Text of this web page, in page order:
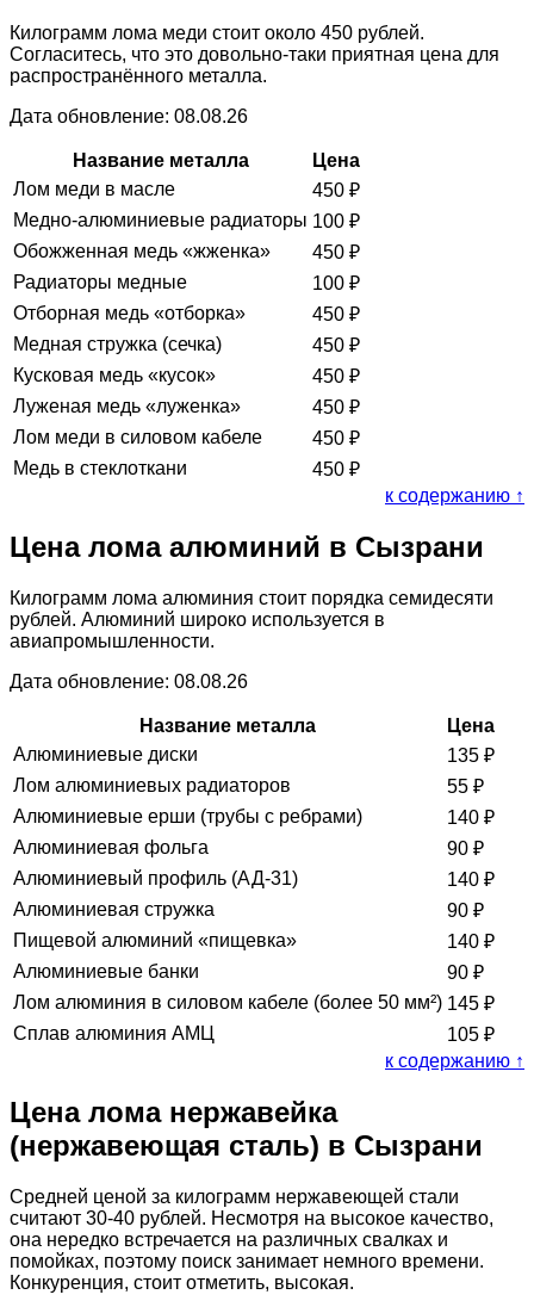
Килограмм лома меди стоит около 450 рублей.
Согласитесь, что это довольно-таки приятная цена для
распространённого металла.
Дата обновление: 08.08.26
Название металла
Цена
Лом меди в масле
450 ₽
Медно-алюминиевые радиаторы 100 ₽
Обожженная медь «жженка»
450 ₽
Радиаторы медные
100 ₽
Отборная медь «отборка»
450 ₽
Медная стружка (сечка)
450 ₽
Кусковая медь «кусок»
450 ₽
Луженая медь «луженка»
450 ₽
Лом меди в силовом кабеле
450 ₽
Медь в стеклоткани
450 ₽
к содержанию ↑
Цена лома алюминий в Сызрани
Килограмм лома алюминия стоит порядка семидесяти
рублей. Алюминий широко используется в
авиапромышленности.
Дата обновление: 08.08.26
Название металла
Цена
Алюминиевые диски
135 ₽
Лом алюминиевых радиаторов
55 ₽
Алюминиевые ерши (трубы с ребрами)
140 ₽
Алюминиевая фольга
90 ₽
Алюминиевый профиль (АД-31)
140 ₽
Алюминиевая стружка
90 ₽
Пищевой алюминий «пищевка»
140 ₽
Алюминиевые банки
90 ₽
Лом алюминия в силовом кабеле (более 50 мм²) 145 ₽
Сплав алюминия АМЦ
105 ₽
к содержанию ↑
Цена лома нержавейка
(нержавеющая сталь) в Сызрани
Средней ценой за килограмм нержавеющей стали
считают 30-40 рублей. Несмотря на высокое качество,
она нередко встречается на различных свалках и
помойках, поэтому поиск занимает немного времени.
Конкуренция, стоит отметить, высокая.